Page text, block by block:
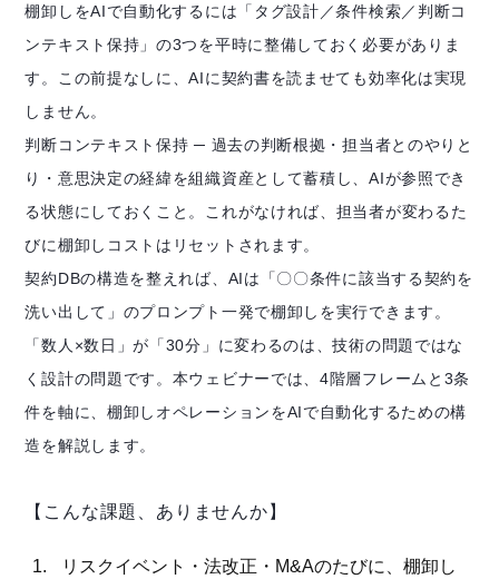
棚卸しをAIで自動化するには「タグ設計／条件検索／判断コ
ンテキスト保持」の3つを平時に整備しておく必要がありま
す。この前提なしに、AIに契約書を読ませても効率化は実現
しません。
判断コンテキスト保持 ─ 過去の判断根拠・担当者とのやりと
り・意思決定の経緯を組織資産として蓄積し、AIが参照でき
る状態にしておくこと。これがなければ、担当者が変わるた
びに棚卸しコストはリセットされます。
契約DBの構造を整えれば、AIは「〇〇条件に該当する契約を
洗い出して」のプロンプト一発で棚卸しを実行できます。
「数人×数日」が「30分」に変わるのは、技術の問題ではな
く設計の問題です。本ウェビナーでは、4階層フレームと3条
件を軸に、棚卸しオペレーションをAIで自動化するための構
造を解説します。
【こんな課題、ありませんか】
リスクイベント・法改正・M&Aのたびに、棚卸し